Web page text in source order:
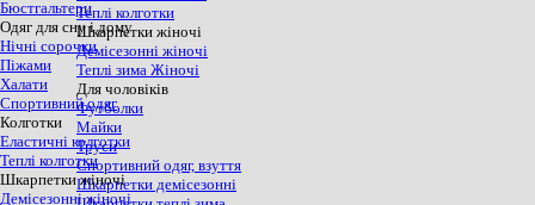
Теплі колготки
Шкарпетки жіночі
Демісезонні жіночі
Теплі зима Жіночі
Для чоловіків
Футболки
Майки
Труси
Спортивний одяг, взуття
Шкарпетки демісезонні
Бюстгальтери
Одяг для сну і дому
Нічні сорочки
Піжами
Халати
Спортивний одяг
Колготки
Еластичні колготки
Теплі колготки
Шкарпетки жіночі
Демісезонні жіночі